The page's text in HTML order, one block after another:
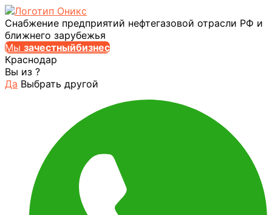
Снабжение предприятий нефтегазовой отрасли РФ и
ближнего зарубежья
Мы зачестныйбизнес
Краснодар
Вы из ?
Да Выбрать другой